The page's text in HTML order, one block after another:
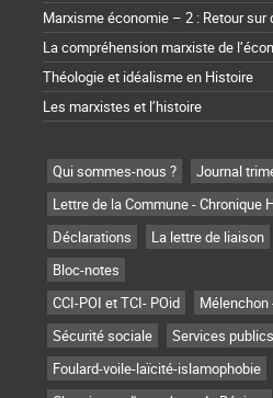
Marxisme économie – 2 : Retour
La compréhension marxiste de
Théologie et idéalisme en Histoire
Les marxistes et l’histoire
Qui sommes-nous ? Journal
Lettre de la Commune - Chronique
Déclarations
La lettre de liaison
Bloc-notes
CCI-POI et TCI- POid
Mélenchon
Sécurité sociale
Services publics
Foulard-voile-laïcité-islamophobie